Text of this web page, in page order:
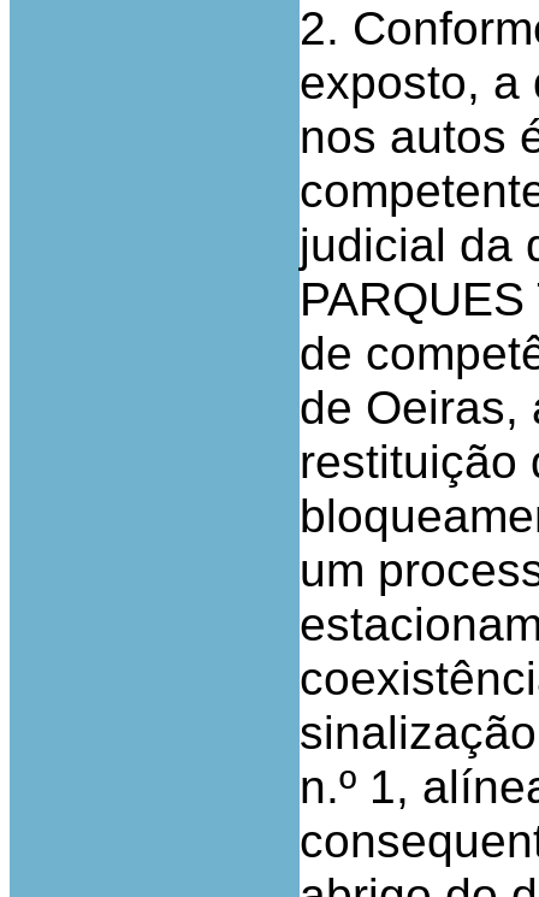
2.
exposto, a
nos autos
judicial da
de
de Oeiras,
restituição
um
n.º 1,